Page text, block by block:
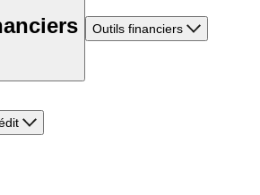
Outils financiers